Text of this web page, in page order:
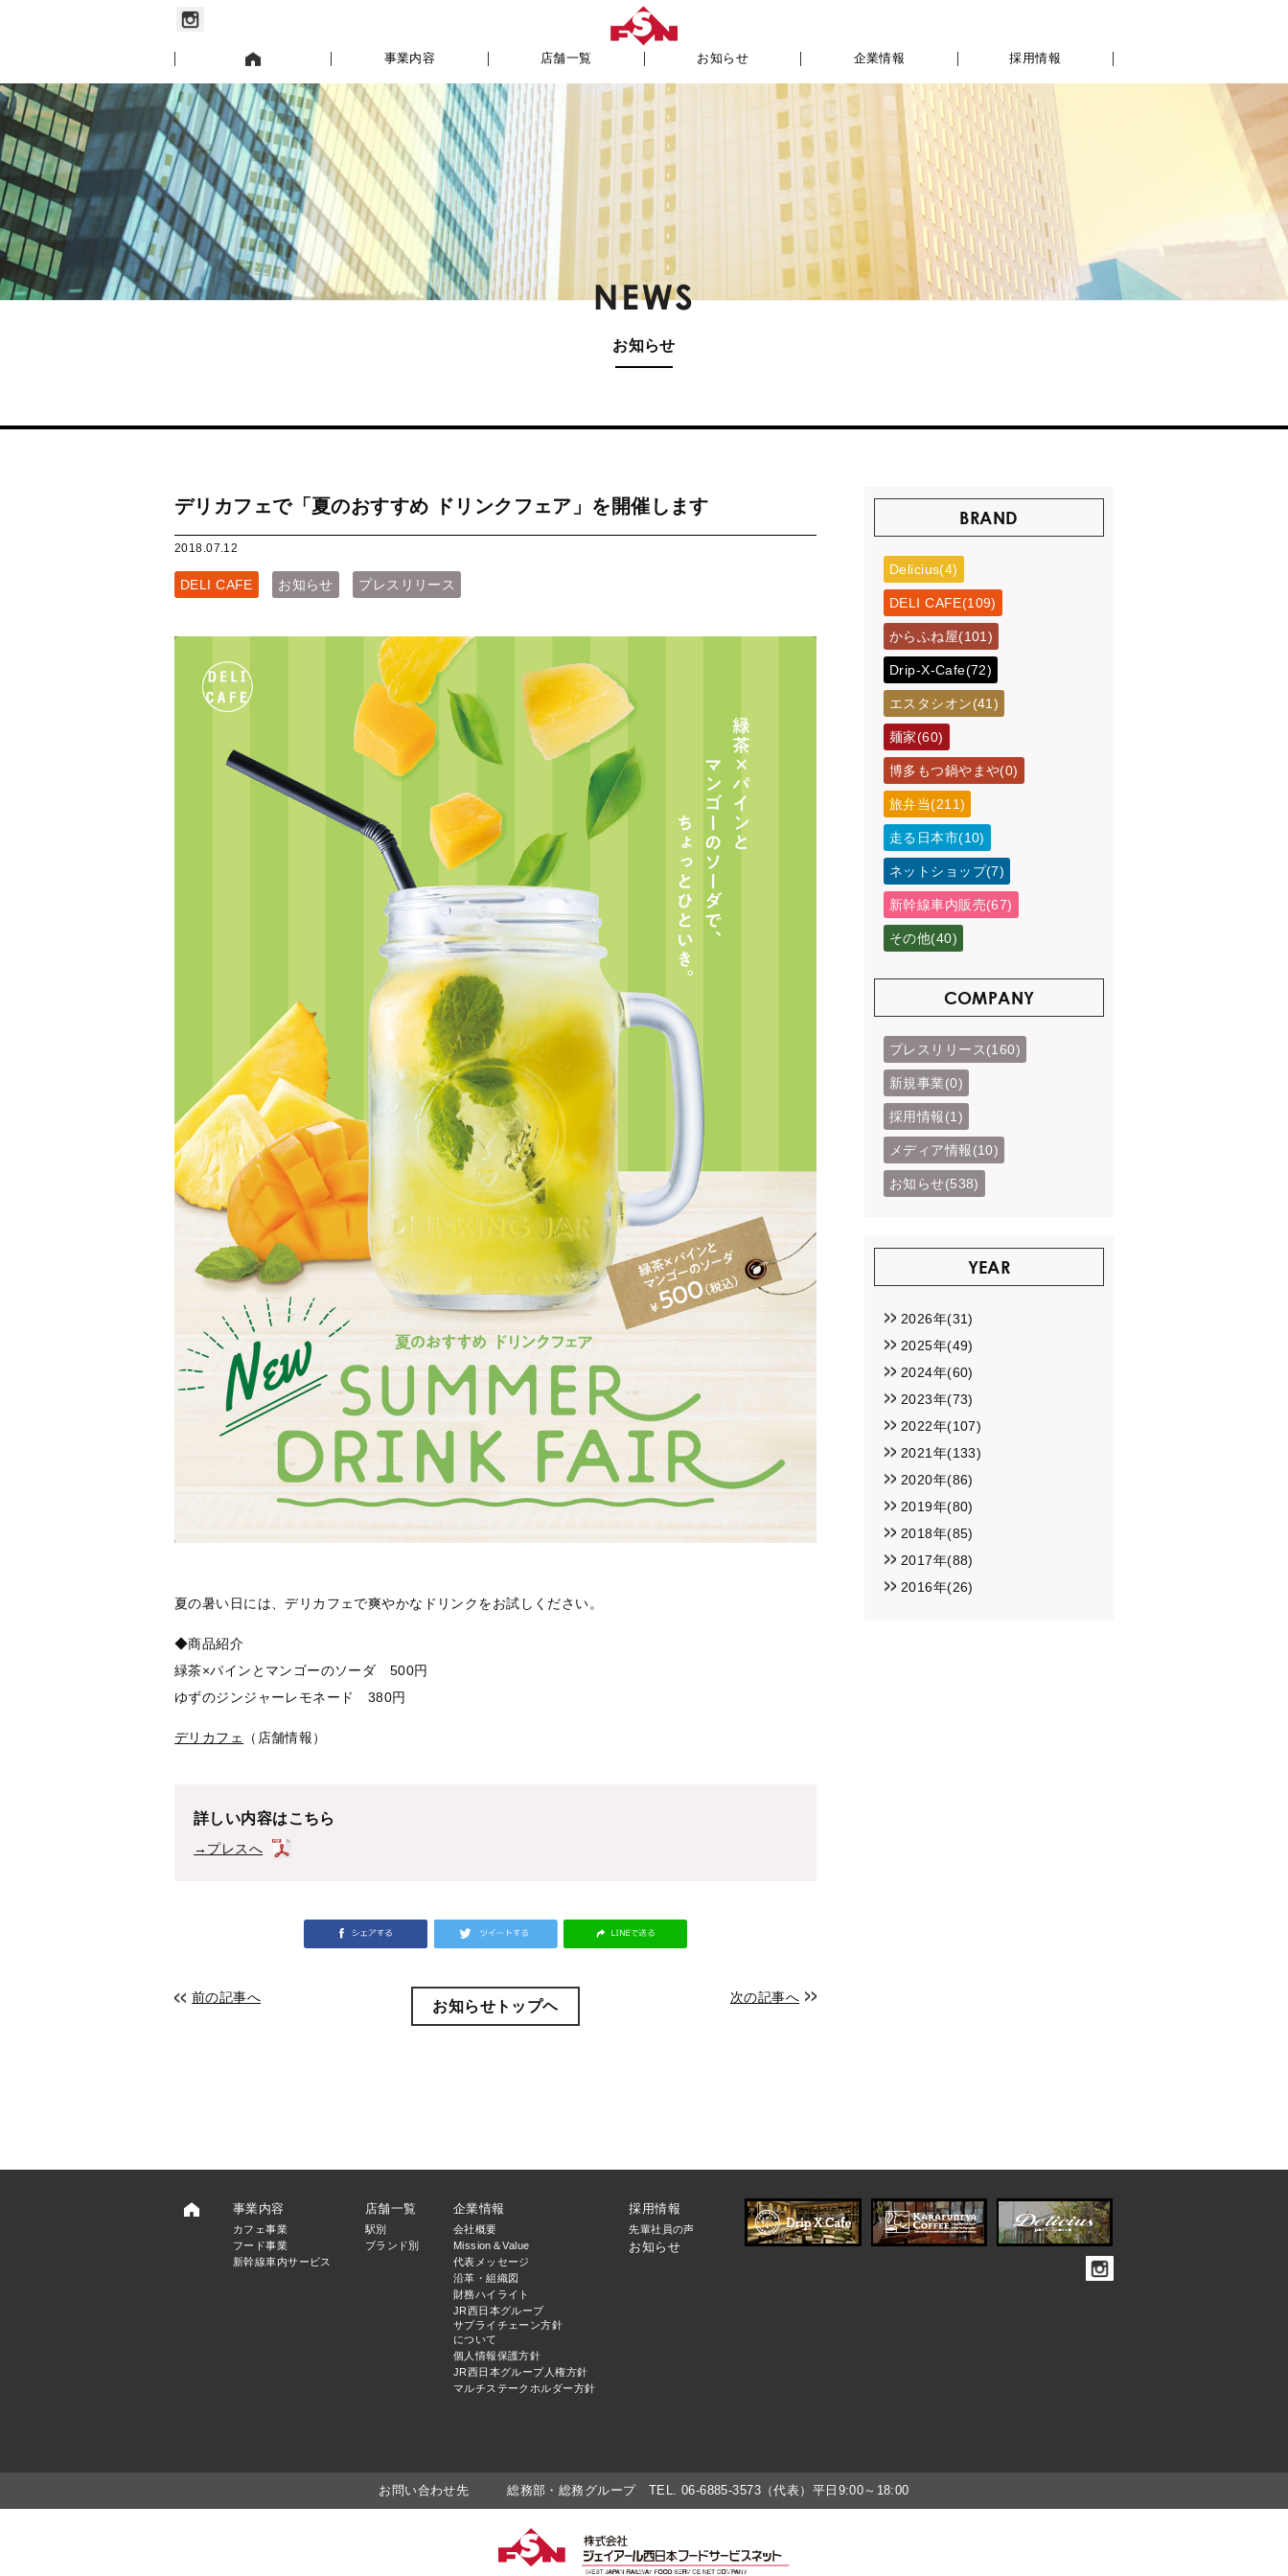
事業内容 店舗一覧 お知らせ 企業情報 採用情報
お知らせ
デリカフェで「夏のおすすめ ドリンクフェア」を開催します
2018.07.12
DELI CAFE お知らせ プレスリリース
夏の暑い日には、デリカフェで爽やかなドリンクをお試しください。
◆商品紹介
緑茶×パインとマンゴーのソーダ 500円
ゆずのジンジャーレモネード 380円
デリカフェ （店舗情報）
詳しい内容はこちら
→プレスへ
前の記事へ
お知らせトップヘ
次の記事へ
BRAND
Delicius(4)
DELI CAFE(109)
からふね屋(101)
Drip-X-Cafe(72)
エスタシオン(41)
麺家(60)
博多もつ鍋やまや(0)
旅弁当(211)
走る日本市(10)
ネットショップ(7)
新幹線車内販売(67)
その他(40)
COMPANY
プレスリリース(160)
新規事業(0)
採用情報(1)
メディア情報(10)
お知らせ(538)
YEAR
2026年(31)
2025年(49)
2024年(60)
2023年(73)
2022年(107)
2021年(133)
2020年(86)
2019年(80)
2018年(85)
2017年(88)
2016年(26)
事業内容
カフェ事業
フード事業
新幹線車内サービス
店舗一覧
駅別
ブランド別
企業情報
会社概要
Mission＆Value
代表メッセージ
沿革・組織図
財務ハイライト
JR西日本グループ
サプライチェーン方針
について
個人情報保護方針
JR西日本グループ人権方針
マルチステークホルダー方針
採用情報
先輩社員の声
お知らせ
お問い合わせ先 総務部・総務グループ TEL. 06-6885-3573（代表）平日9:00～18:00